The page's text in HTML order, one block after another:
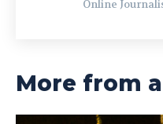
Online
More from